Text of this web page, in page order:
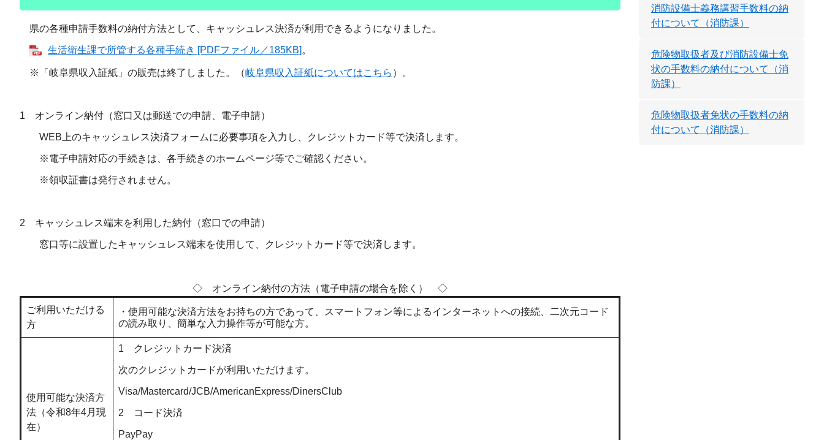
県の各種申請手数料の納付方法として、キャッシュレス決済が利用できるようになりました。
生活衛生課で所管する各種手続き [PDFファイル／185KB] 。
※「岐阜県収入証紙」の販売は終了しました。（岐阜県収入証紙についてはこちら ）。
1 オンライン納付（窓口又は郵送での申請、電子申請）
WEB上のキャッシュレス決済フォームに必要事項を入力し、クレジットカード等で決済します。
※電子申請対応の手続きは、各手続きのホームページ等でご確認ください。
※領収証書は発行されません。
2 キャッシュレス端末を利用した納付（窓口での申請）
窓口等に設置したキャッシュレス端末を使用して、クレジットカード等で決済します。
◇ オンライン納付の方法（電子申請の場合を除く） ◇
ご利用いただける
方
・使用可能な決済方法をお持ちの方であって、スマートフォン等によるインターネットへの接続、二次元コード
の読み取り、簡単な入力操作等が可能な方。
使用可能な決済方
法（令和8年4月現
在）
1 クレジットカード決済
次のクレジットカードが利用いただけます。
Visa/Mastercard/JCB/AmericanExpress/DinersClub
2 コード決済
PayPay
消防設備士義務講習手数料の納
付について（消防課）
危険物取扱者及び消防設備士免
状の手数料の納付について（消
防課）
危険物取扱者免状の手数料の納
付について（消防課）